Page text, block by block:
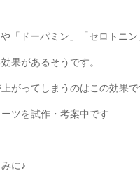
「ドーパミン」「セロトニ
果があるそうです。
がってしまうのはこの効果で
ツを試作・考案中です
に♪